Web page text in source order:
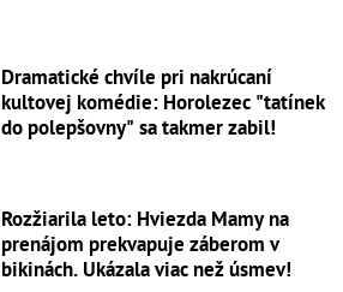
Dramatické chvíle pri nakrúcaní
kultovej komédie: Horolezec "tatínek
do polepšovny" sa takmer zabil!
Rozžiarila leto: Hviezda Mamy na
prenájom prekvapuje záberom v
bikinách. Ukázala viac než úsmev!